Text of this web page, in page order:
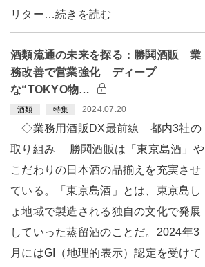
リター…続きを読む
酒類流通の未来を探る：勝鬨酒販 業
務改善で営業強化 ディープ
な“TOKYO物…
酒類 特集 2024.07.20
◇業務用酒販DX最前線 都内3社の
取り組み 勝鬨酒販は「東京島酒」や
こだわりの日本酒の品揃えを充実させ
ている。「東京島酒」とは、東京島し
ょ地域で製造される独自の文化で発展
していった蒸留酒のことだ。2024年3
月にはGI（地理的表示）認定を受けて